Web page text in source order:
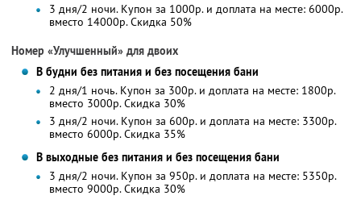
3 дня/2 ночи. Купон за 1000р. и доплата на месте: 6000р.
вместо 14000р.Скидка 50%
Номер «Улучшенный» для двоих
В будни без питания и без посещения бани
2 дня/1 ночь. Купон за 300р. и доплата на месте: 1800р.
вместо 3000р.Скидка 30%
3 дня/2 ночи. Купон за 600р. и доплата на месте: 3300р.
вместо 6000р.Скидка 35%
В выходные без питания и без посещения бани
3 дня/2 ночи. Купон за 950р. и доплата на месте: 5350р.
вместо 9000р.Скидка 30%